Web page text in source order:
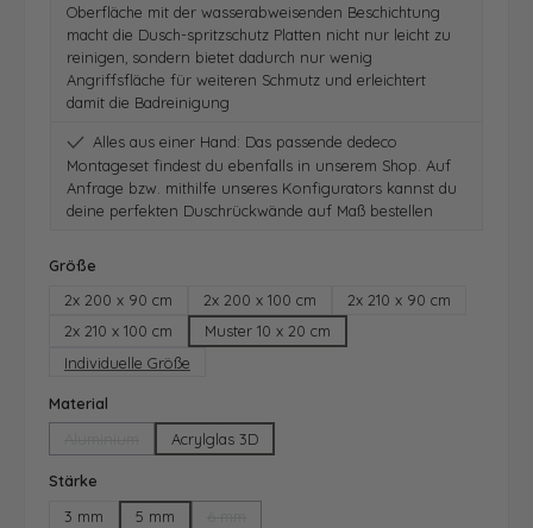
Oberfläche mit der wasserabweisenden Beschichtung
macht die Dusch-spritzschutz Platten nicht nur leicht zu
reinigen, sondern bietet dadurch nur wenig
Angriffsfläche für weiteren Schmutz und erleichtert
damit die Badreinigung
Alles aus einer Hand: Das passende dedeco
Montageset findest du ebenfalls in unserem Shop. Auf
Anfrage bzw. mithilfe unseres Konfigurators kannst du
deine perfekten Duschrückwände auf Maß bestellen
Größe
2x 200 x 90 cm
2x 200 x 100 cm
2x 210 x 90 cm
2x 210 x 100 cm
Muster 10 x 20 cm
Individuelle Größe
Material
(Diese Option ist zurzeit nicht verfügbar.)
Acrylglas 3D
Stärke
3 mm
5 mm